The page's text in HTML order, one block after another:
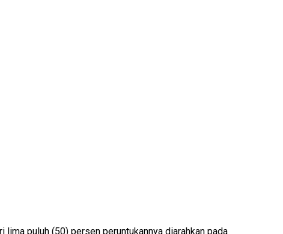
puluh (50) persen peruntukannya diarahkan pada